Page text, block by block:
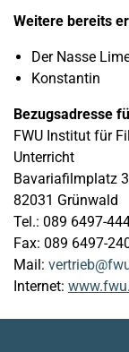
Weitere bereits
Der Nasse
Konstantin
Bezugsadresse
FWU Institut für
Unterricht
Bavariafilmplatz 3
82031 Grünwald
Tel.: 089 6497-
Fax: 089 6497-
Mail: vertrieb
Internet: